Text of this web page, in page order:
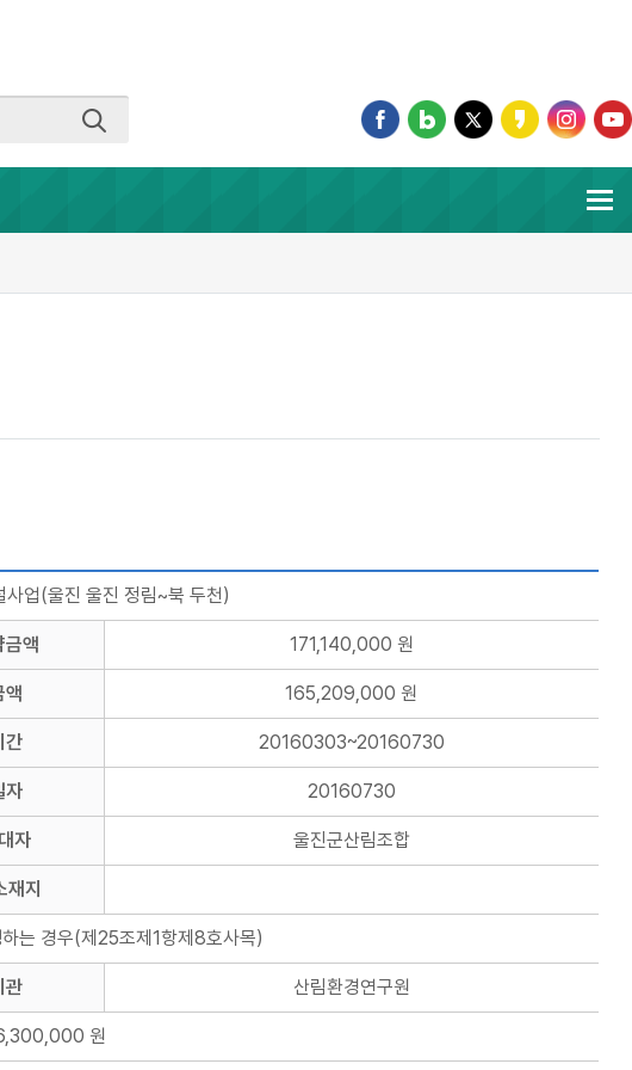
업(울진 울진 정림~북 두천)
금액 171,140,000 원
액 165,209,000 원
간 20160303~20160730
자 20160730
자 울진군산림조합
재지
는 경우(제25조제1항제8호사목)
관 산림환경연구원
원